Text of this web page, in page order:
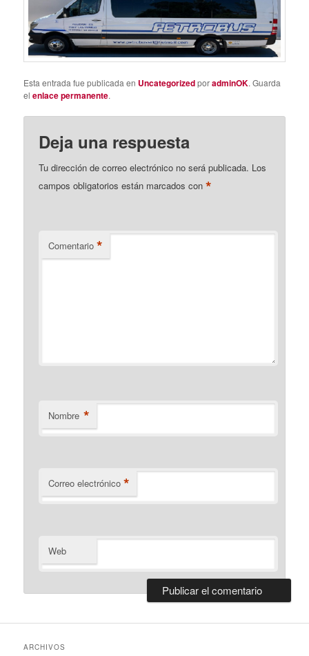
Esta entrada fue publicada en UncategorizedporadminOK. Guarda
elenlace permanente.
Deja una respuesta
Tu dirección de correo electrónico no será publicada. Los
campos obligatorios están marcados con*
Comentario *
Nombre *
Correo electrónico *
Web
ARCHIVOS